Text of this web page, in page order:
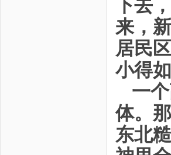
下去
来，
居民
小得
一
体。
东北